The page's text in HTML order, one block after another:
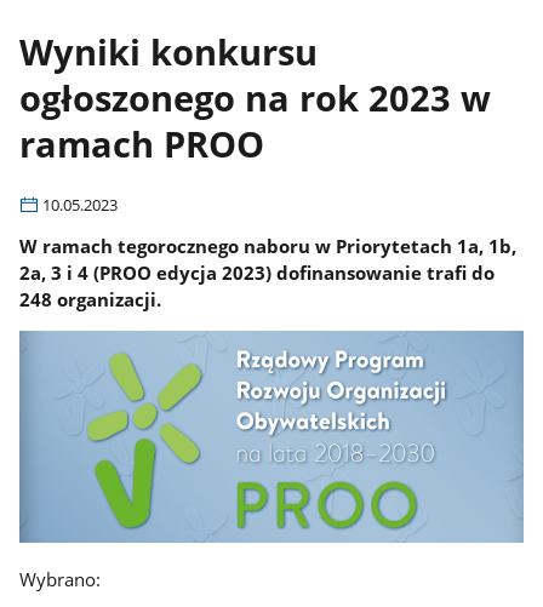
Wyniki konkursu
ogłoszonego na rok 2023 w
ramach PROO
10.05.2023
W ramach tegorocznego naboru w Priorytetach 1a, 1b,
2a, 3 i 4 (PROO edycja 2023) dofinansowanie trafi do
248 organizacji.
Wybrano: